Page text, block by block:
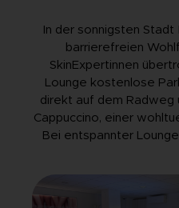
In der sonnigsten
barrierefreien
SkinExpertinnen
Lounge kostenlose
direkt auf dem Radweg
Cappuccino, einer
Bei entspannter